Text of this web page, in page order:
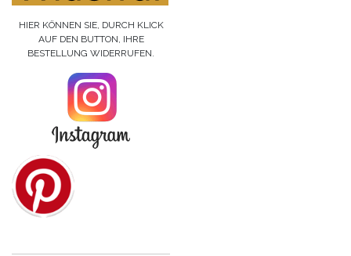
HIER KÖNNEN SIE, DURCH KLICK
AUF DEN BUTTON, IHRE
BESTELLUNG WIDERRUFEN.